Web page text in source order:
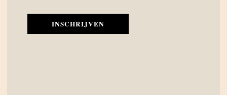
INSCHRIJVEN